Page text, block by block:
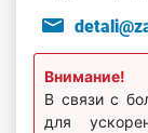
Внимание!
В связи с
для